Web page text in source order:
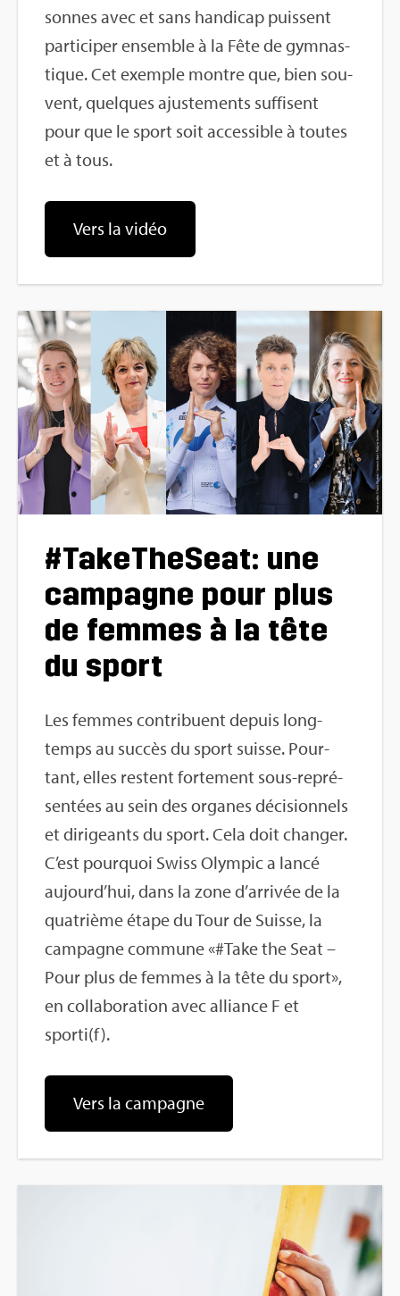
sonnes avec et sans han­di­cap puissent
par­ti­ci­per ensemble à la Fête de gym­nas­
tique. Cet exemple montre que, bien sou­
vent, quelques ajus­te­ments suf­fisent
pour que le sport soit acces­sible à toutes
et à tous.
Vers la vidéo
#Take­The­Seat: une
cam­pagne pour plus
de femmes à la tête
du sport
Les femmes contri­buent depuis long­
temps au suc­cès du sport suisse. Pour­
tant, elles res­tent for­te­ment sous-repré­
sen­tées au sein des organes déci­sion­nels
et diri­geants du sport. Cela doit chan­ger.
C’est pour­quoi Swiss Olym­pic a lancé
aujour­d’hui, dans la zone d’ar­ri­vée de la
qua­trième étape du Tour de Suisse, la
cam­pagne com­mune «#Take the Seat –
Pour plus de femmes à la tête du sport»,
en col­la­bo­ra­tion avec alliance F et
sporti(f).
Vers la cam­pagne